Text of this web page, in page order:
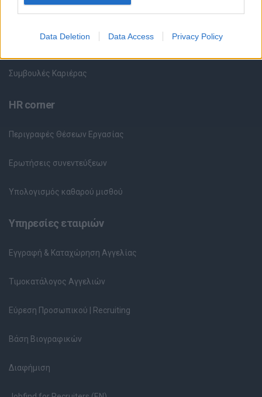
Data Deletion Data Access Privacy Policy
Υπηρεσίες υποψηφίων
Συμβουλές Καριέρας
HR corner
Περιγραφές Θέσεων Εργασίας
Ερωτήσεις συνεντεύξεων
Υπολογισμός καθαρού μισθού
Υπηρεσίες εταιριών
Εγγραφή & Καταχώρηση Αγγελίας
Τιμοκατάλογος Αγγελιών
Εύρεση Προσωπικού | Recruiting
Βάση Βιογραφικών
Διαφήμιση